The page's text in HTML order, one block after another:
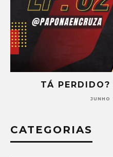
TÁ
CATEGORIAS